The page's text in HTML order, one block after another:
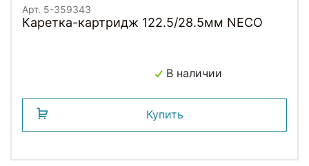
Арт. 5-359343
Каретка-картридж 122.5/28.5мм NECO
В наличии
Купить